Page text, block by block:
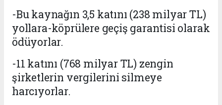
-Bu kaynağın 3,5 katını (238 milyar TL)
yollara-köprülere geçiş garantisi olarak
ödüyorlar.
-11 katını (768 milyar TL) zengin
şirketlerin vergilerini silmeye
harcıyorlar.